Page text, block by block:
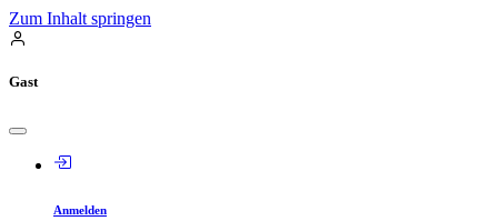
Zum Inhalt springen
Gast
Anmelden